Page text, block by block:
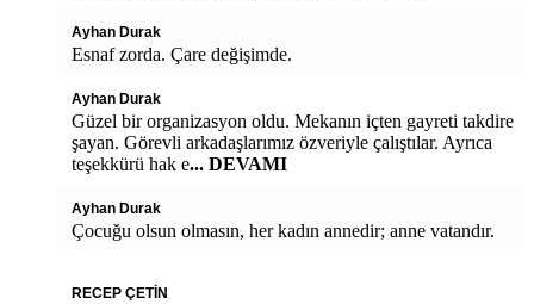
Ayhan Durak
Esnaf zorda. Çare değişimde.
Ayhan Durak
Güzel bir organizasyon oldu. Mekanın içten gayreti takdire
şayan. Görevli arkadaşlarımız özveriyle çalıştılar. Ayrıca
teşekkürü hak e... DEVAMI
Ayhan Durak
Çocuğu olsun olmasın, her kadın annedir; anne vatandır.
RECEP ÇETİN